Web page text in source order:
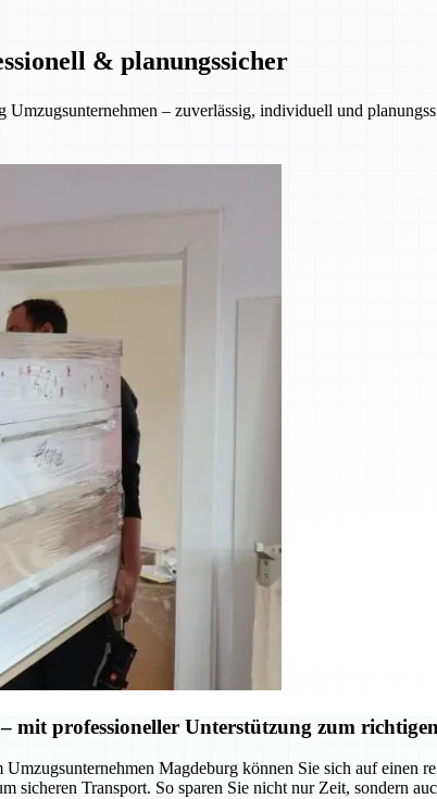
& planungssicher
– zuverlässig, individuell und
mit professioneller Unterstützung zum
Magdeburg können Sie sich auf einen
sicheren Transport. So sparen Sie nicht nur Zeit, sondern